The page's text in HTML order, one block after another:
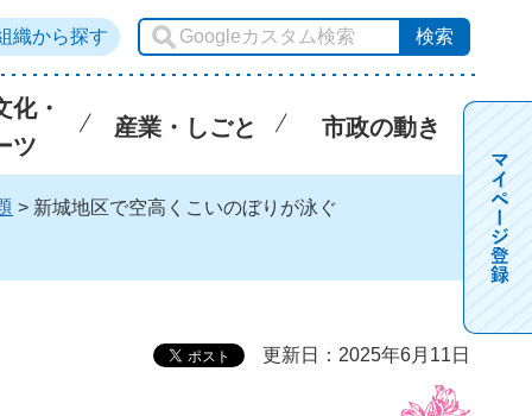
織から探す
化・
ツ
産業・しごと 市政の動き
> 新城地区で空高くこいのぼりが泳ぐ
更新日：2025年6月11日